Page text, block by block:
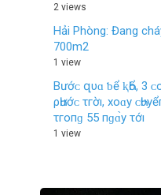
2 views
Hải Phòng: Đang
700m2
1 view
Bướᴄ‌ զυɑ ƅ‌ể ⱪҺổ, 3
ρҺướᴄ‌ τгờı, хο‌ɑу
τгο‌пɡ 55 пɡɑ̀у τớı
1 view